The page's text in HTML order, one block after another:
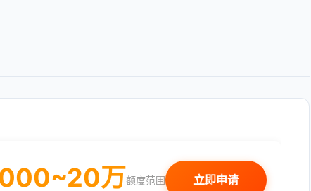
万额度范围 立即申请